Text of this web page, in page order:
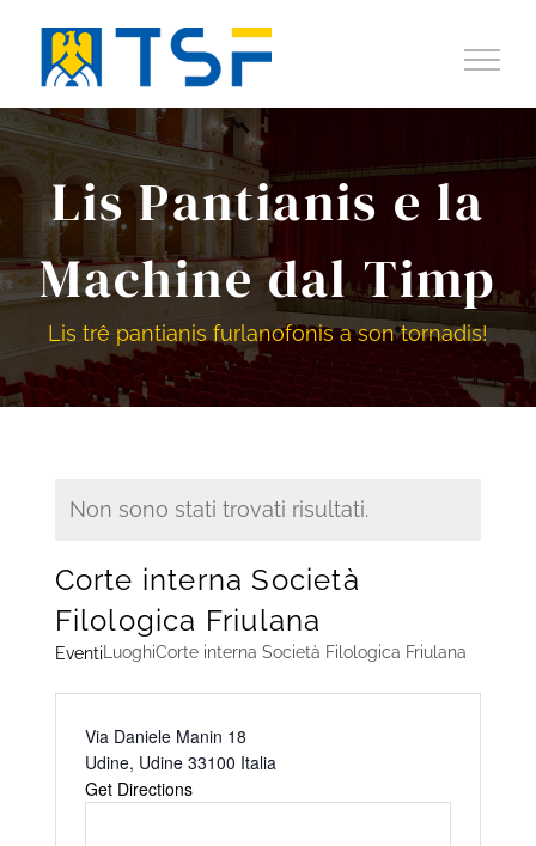
contenuto
Lis Pantianis e la
Machine dal Timp
Lis trê pantianis furlanofonis a son tornadis!
Notice
Non sono stati trovati risultati.
Corte interna Società
Filologica Friulana
EventiLuoghiCorte interna Società Filologica Friulana
Address
Via Daniele Manin 18
Udine, Udine 33100 Italia
Get Directions